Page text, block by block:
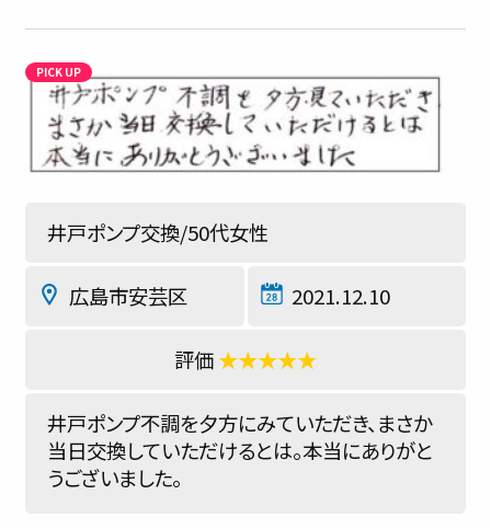
井戸ポンプ交換/50代女性
広島市安芸区 2021.12.10
★★★★★
井戸ポンプ不調を夕方にみていただき、まさか
当日交換していただけるとは。本当にありがと
うございました。